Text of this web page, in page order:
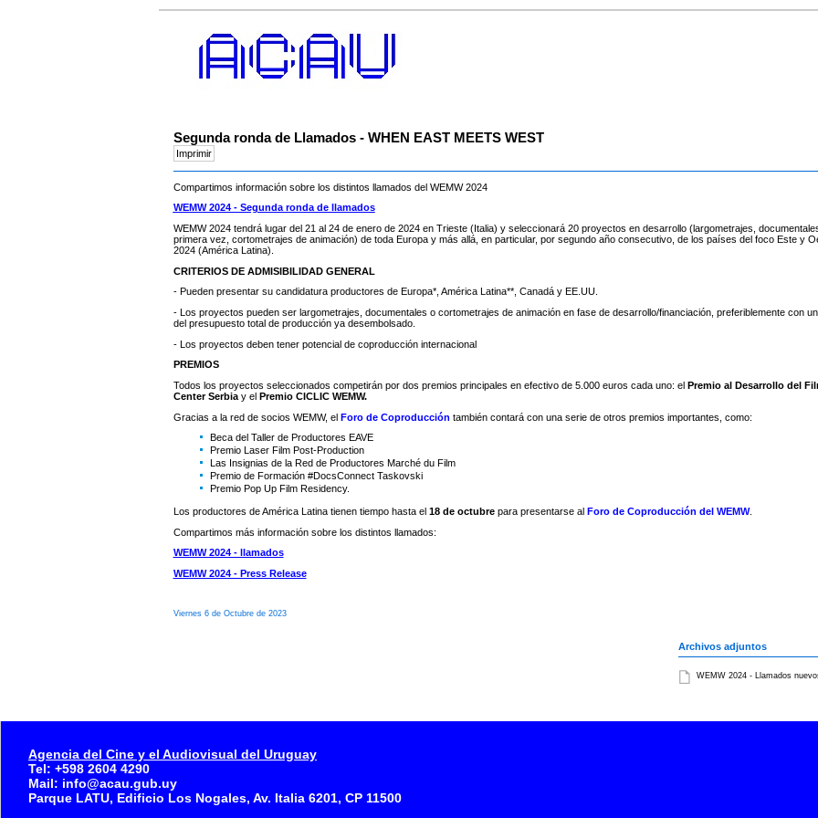
Segunda ronda de Llamados - WHEN EAST MEETS WEST
Compartimos información sobre los distintos llamados del WEMW 2024
WEMW 2024 - Segunda ronda de llamados
WEMW 2024 tendrá lugar del 21 al 24 de enero de 2024 en Trieste (Italia) y seleccionará 20 proyectos en desarrollo (largometrajes,
primera vez, cortometrajes de animación) de toda Europa y más allá, en particular, por segundo año consecutivo, de los países del foco Este y
2024 (América Latina).
CRITERIOS DE ADMISIBILIDAD GENERAL
- Pueden presentar su candidatura productores de Europa*, América Latina**, Canadá y EE.UU.
- Los proyectos pueden ser largometrajes, documentales o cortometrajes de animación en fase de desarrollo/financiación, preferiblemente con
del presupuesto total de producción ya desembolsado.
- Los proyectos deben tener potencial de coproducción internacional
PREMIOS
Todos los proyectos seleccionados competirán por dos premios principales en efectivo de 5.000 euros cada uno: el Premio al Desarrollo del
Center Serbiay el Premio CICLIC WEMW.
Gracias a la red de socios WEMW, el Foro de Coproducción también contará con una serie de otros premios importantes, como:
Beca del Taller de Productores EAVE
Premio Laser Film Post-Production
Las Insignias de la Red de Productores Marché du Film
Premio de Formación #DocsConnect Taskovski
Premio Pop Up Film Residency.
Los productores de América Latina tienen tiempo hasta el 18 de octubrepara presentarse al Foro de Coproducción del WEMW.
Compartimos más información sobre los distintos llamados:
WEMW 2024 - llamados
WEMW 2024 - Press Release
Viernes 6 de Octubre de 2023
Archivos adjuntos
WEMW 2024 - Llamados
Agencia del Cine y el Audiovisual del Uruguay
Tel: +598 2604 4290
Mail: info@acau.gub.uy
Parque LATU, Edificio Los Nogales, Av. Italia 6201, CP 11500